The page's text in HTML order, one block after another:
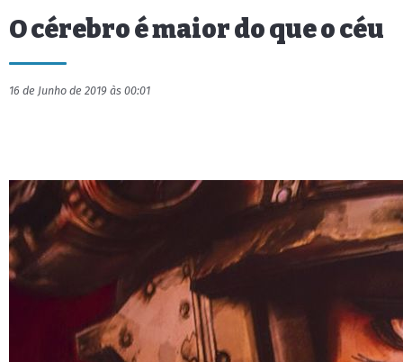
O cérebro é maior do que o céu
16 de Junho de 2019 às 00:01